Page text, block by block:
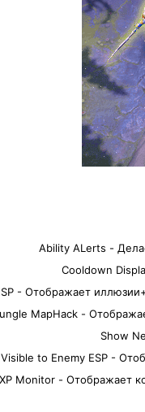
Ability ALerts -
Cooldown
- Отображает
MapHack -
Show
Visible to Enemy ESP -
XP Monitor - Отображает